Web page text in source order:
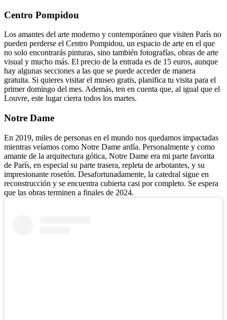
Centro Pompidou
Los amantes del arte moderno y contemporáneo que visiten París no
pueden perderse el Centro Pompidou, un espacio de arte en el que
no solo encontrarás pinturas, sino también fotografías, obras de arte
visual y mucho más. El precio de la entrada es de 15 euros, aunque
hay algunas secciones a las que se puede acceder de manera
gratuita. Si quieres visitar el museo gratis, planifica tu visita para el
primer domingo del mes. Además, ten en cuenta que, al igual que el
Louvre, este lugar cierra todos los martes.
Notre Dame
En 2019, miles de personas en el mundo nos quedamos impactadas
mientras veíamos como Notre Dame ardía. Personalmente y como
amante de la arquitectura gótica, Notre Dame era mi parte favorita
de París, en especial su parte trasera, repleta de arbotantes, y su
impresionante rosetón. Desafortunadamente, la catedral sigue en
reconstrucción y se encuentra cubierta casi por completo. Se espera
que las obras terminen a finales de 2024.